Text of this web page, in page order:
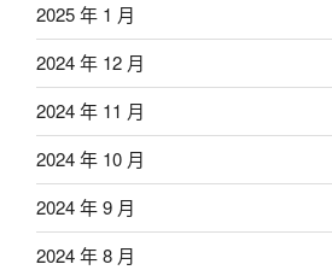
2025 年 1 月
2024 年 12 月
2024 年 11 月
2024 年 10 月
2024 年 9 月
2024 年 8 月